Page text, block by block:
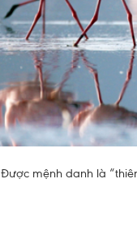
Được mệnh danh là